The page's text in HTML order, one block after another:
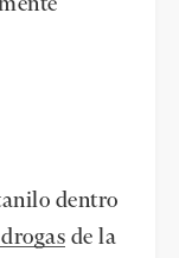
dentro
de la